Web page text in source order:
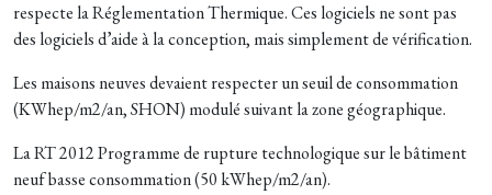
respecte la Réglementation Thermique. Ces logiciels ne sont pas
des logiciels d’aide à la conception, mais simplement de vérification.
Les maisons neuves devaient respecter un seuil de consommation
(KWhep/m2/an, SHON) modulé suivant la zone géographique.
La RT 2012 Programme de rupture technologique sur le bâtiment
neuf basse consommation (50 kWhep/m2/an).